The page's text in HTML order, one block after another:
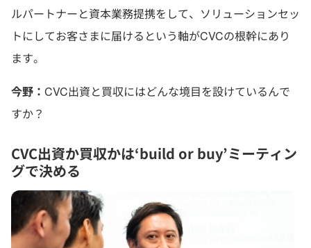
ルパートナーと資本業務提携をして、ソリューションセッ
トにしてお客さまに届けるという軸がCVCの根幹にあり
ます。
今野： CVC出資と買収にはどんな境目を設けているんで
すか？
CVC出資か買収かは‘build or buy’ミーティン
グで決める